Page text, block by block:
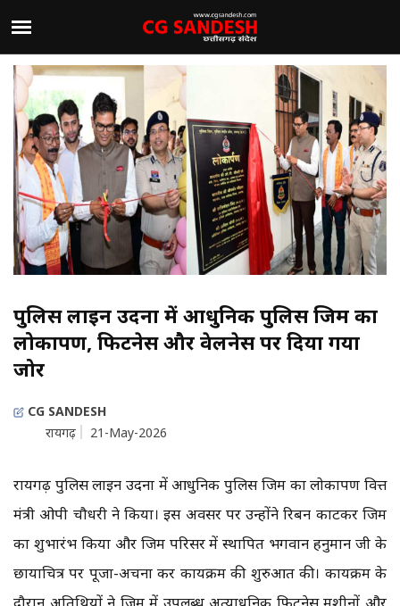
पुलिस लाइन उर्दना में आधुनिक पुलिस जिम का
लोकार्पण, फिटनेस और वेलनेस पर दिया गया
जोर
CG SANDESH
रायगढ़
21-May-2026
रायगढ़ पुलिस लाइन उर्दना में आधुनिक पुलिस जिम का लोकार्पण वित्त
मंत्री ओपी चौधरी ने किया। इस अवसर पर उन्होंने रिबन काटकर जिम
का शुभारंभ किया और जिम परिसर में स्थापित भगवान हनुमान जी के
छायाचित्र पर पूजा-अर्चना कर कार्यक्रम की शुरुआत की। कार्यक्रम के